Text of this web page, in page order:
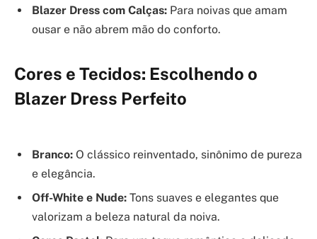
Blazer Dress com Calças: Para noivas que amam
ousar e não abrem mão do conforto.
Cores e Tecidos: Escolhendo o
Blazer Dress Perfeito
Branco: O clássico reinventado, sinônimo de pureza
e elegância.
Off-White e Nude: Tons suaves e elegantes que
valorizam a beleza natural da noiva.